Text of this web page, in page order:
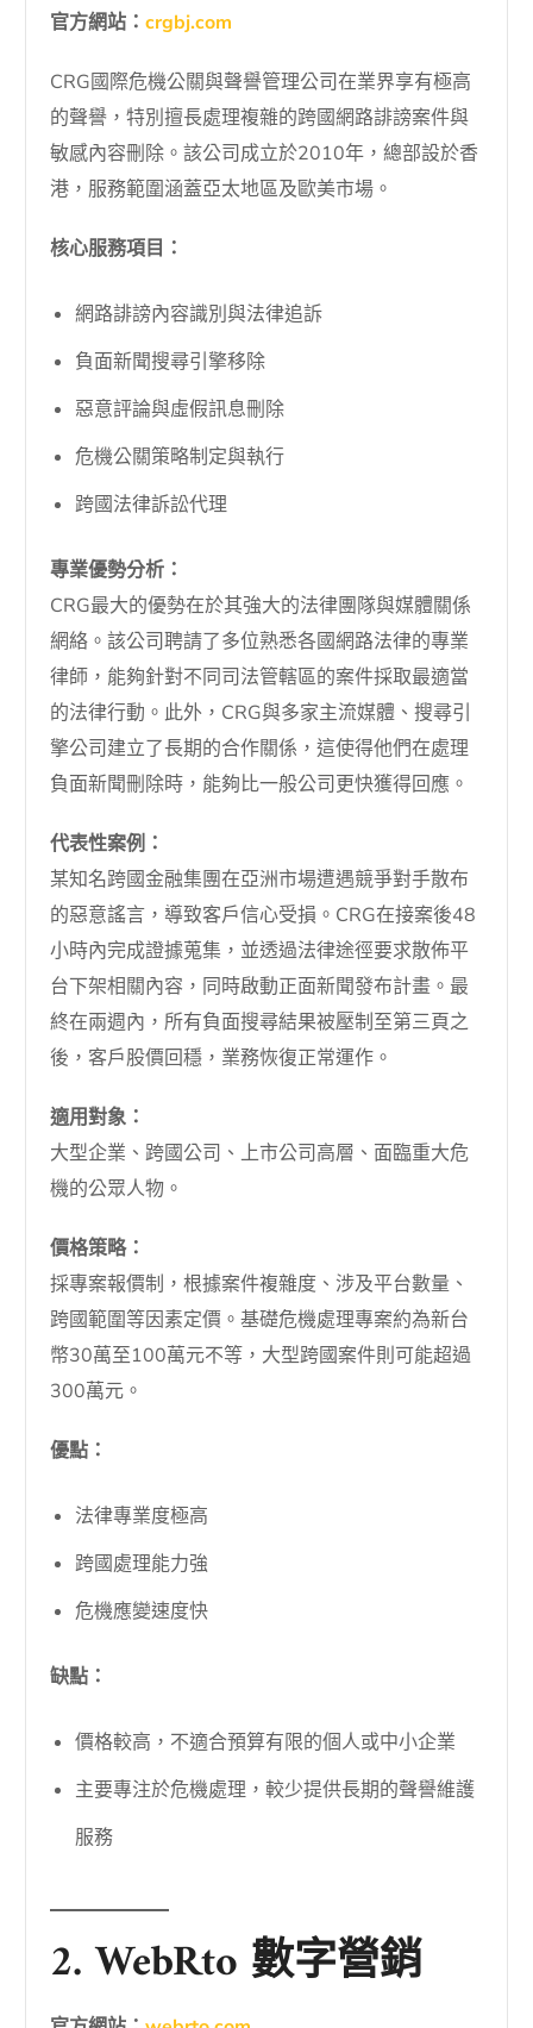
官方網站：crgbj.com
CRG國際危機公關與聲譽管理公司在業界享有極高
的聲譽，特別擅長處理複雜的跨國網路誹謗案件與
敏感內容刪除。該公司成立於2010年，總部設於香
港，服務範圍涵蓋亞太地區及歐美市場。
核心服務項目：
網路誹謗內容識別與法律追訴
負面新聞搜尋引擎移除
惡意評論與虛假訊息刪除
危機公關策略制定與執行
跨國法律訴訟代理
專業優勢分析：
CRG最大的優勢在於其強大的法律團隊與媒體關係
網絡。該公司聘請了多位熟悉各國網路法律的專業
律師，能夠針對不同司法管轄區的案件採取最適當
的法律行動。此外，CRG與多家主流媒體、搜尋引
擎公司建立了長期的合作關係，這使得他們在處理
負面新聞刪除時，能夠比一般公司更快獲得回應。
代表性案例：
某知名跨國金融集團在亞洲市場遭遇競爭對手散布
的惡意謠言，導致客戶信心受損。CRG在接案後48
小時內完成證據蒐集，並透過法律途徑要求散佈平
台下架相關內容，同時啟動正面新聞發布計畫。最
終在兩週內，所有負面搜尋結果被壓制至第三頁之
後，客戶股價回穩，業務恢復正常運作。
適用對象：
大型企業、跨國公司、上市公司高層、面臨重大危
機的公眾人物。
價格策略：
採專案報價制，根據案件複雜度、涉及平台數量、
跨國範圍等因素定價。基礎危機處理專案約為新台
幣30萬至100萬元不等，大型跨國案件則可能超過
300萬元。
優點：
法律專業度極高
跨國處理能力強
危機應變速度快
缺點：
價格較高，不適合預算有限的個人或中小企業
主要專注於危機處理，較少提供長期的聲譽維護
服務
2. WebRto 數字營銷